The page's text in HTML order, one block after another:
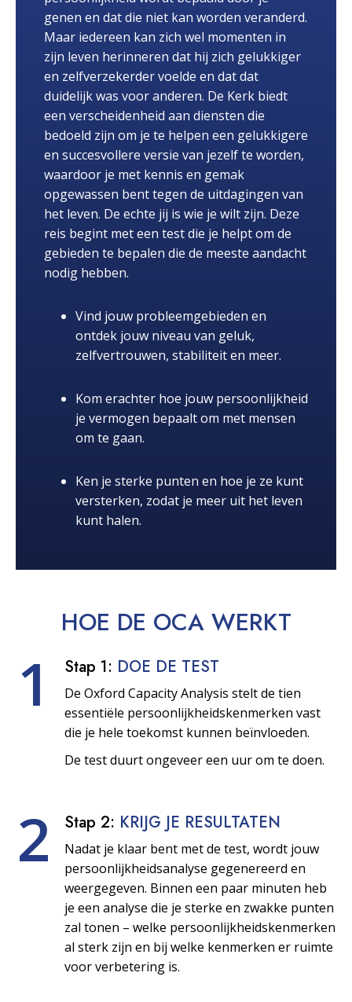
genen en dat die niet kan worden veranderd.
Maar iedereen kan zich wel momenten in
zijn leven herinneren dat hij zich gelukkiger
en zelfverzekerder voelde en dat dat
duidelijk was voor anderen. De Kerk biedt
een verscheidenheid aan diensten die
bedoeld zijn om je te helpen een gelukkigere
en succesvollere versie van jezelf te worden,
waardoor je met kennis en gemak
opgewassen bent tegen de uitdagingen van
het leven. De echte jij is wie je wilt zijn. Deze
reis begint met een test die je helpt om de
gebieden te bepalen die de meeste aandacht
nodig hebben.
Vind jouw probleemgebieden en
ontdek jouw niveau van geluk,
zelfvertrouwen, stabiliteit en meer.
Kom erachter hoe jouw persoonlijkheid
je vermogen bepaalt om met mensen
om te gaan.
Ken je sterke punten en hoe je ze kunt
versterken, zodat je meer uit het leven
kunt halen.
HOE DE OCA WERKT
1 Stap 1: DOE DE TEST
De Oxford Capacity Analysis stelt de tien
essentiële persoonlijkheids­kenmerken vast
die je hele toekomst kunnen beïnvloeden.
De test duurt ongeveer een uur om te doen.
2 Stap 2: KRIJG JE RESULTATEN
Nadat je klaar bent met de test, wordt jouw
persoonlijkheids­analyse gegenereerd en
weergegeven. Binnen een paar minuten heb
je een analyse die je sterke en zwakke punten
zal tonen – welke persoonlijkheids­kenmerken
al sterk zijn en bij welke kenmerken er ruimte
voor verbetering is.